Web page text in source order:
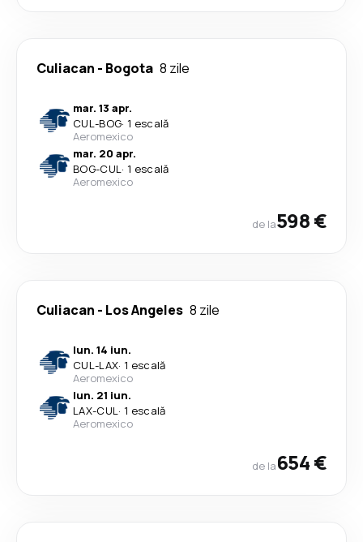
Culiacan - Bogota 8 zile
mar. 13 apr.
CUL-BOG· 1 escală
Aeromexico
mar. 20 apr.
BOG-CUL· 1 escală
Aeromexico
de la598 €
Culiacan - Los Angeles 8 zile
lun. 14 iun.
CUL-LAX· 1 escală
Aeromexico
lun. 21 iun.
LAX-CUL· 1 escală
Aeromexico
de la654 €